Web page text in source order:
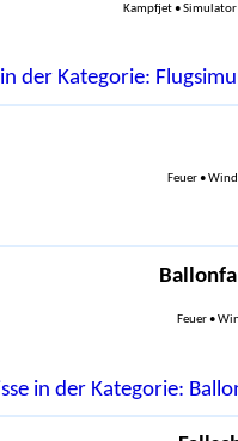
Kampfjet • Simulator
der Kategorie:
Feuer •
Feuer •
in der Kategorie: